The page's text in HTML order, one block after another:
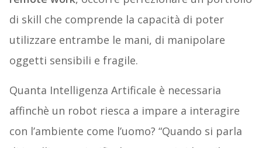
di skill che comprende la capacità di poter
utilizzare entrambe le mani, di manipolare
oggetti sensibili e fragile.
Quanta Intelligenza Artificale è necessaria
affinchè un robot riesca a impare a interagire
con l’ambiente come l’uomo? “Quando si parla